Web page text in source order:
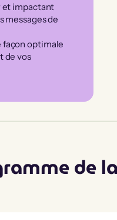
et impactant
messages de
optimale
de vos
de